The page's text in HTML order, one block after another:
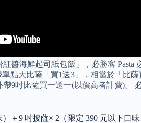
醬海鮮起司紙包飯」，必勝客
點大比薩「買1送3」，相當於「比
9吋比薩買一送一(以價高者計費)。
＋9 吋披薩× 2（限定 390 元以下